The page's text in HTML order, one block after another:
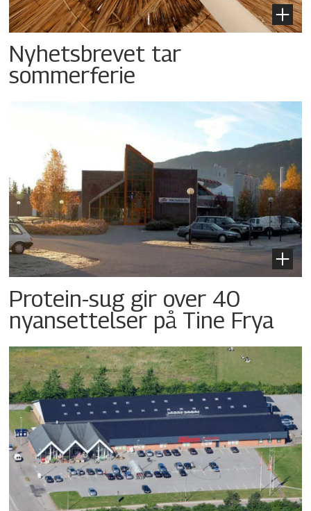
Nyhetsbrevet tar
sommerferie
Protein-sug gir over 40
nyansettelser på Tine Frya